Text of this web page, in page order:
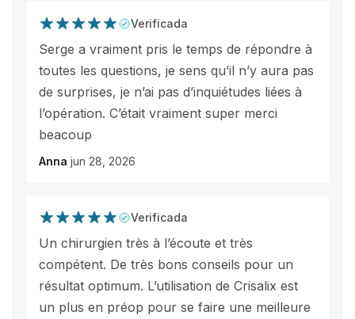
Verificada
Serge a vraiment pris le temps de répondre à
toutes les questions, je sens qu’il n’y aura pas
de surprises, je n’ai pas d’inquiétudes liées à
l’opération. C’était vraiment super merci
beacoup
Anna jun 28, 2026
Verificada
Un chirurgien très à l’écoute et très
compétent. De très bons conseils pour un
résultat optimum. L’utilisation de Crisalix est
un plus en préop pour se faire une meilleure